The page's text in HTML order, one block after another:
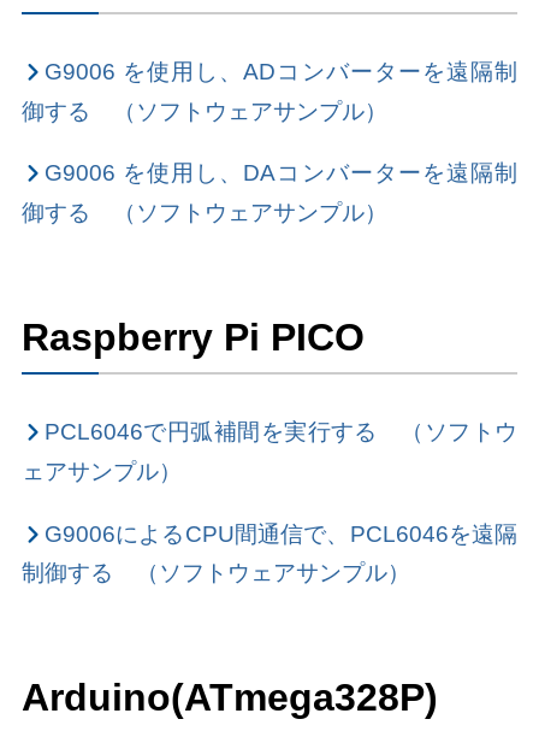
G9006 を使用し、ADコンバーターを遠隔制
御する （ソフトウェアサンプル）
G9006 を使用し、DAコンバーターを遠隔制
御する （ソフトウェアサンプル）
Raspberry Pi PICO
PCL6046で円弧補間を実行する （ソフトウ
ェアサンプル）
G9006によるCPU間通信で、PCL6046を遠隔
制御する （ソフトウェアサンプル）
Arduino(ATmega328P)